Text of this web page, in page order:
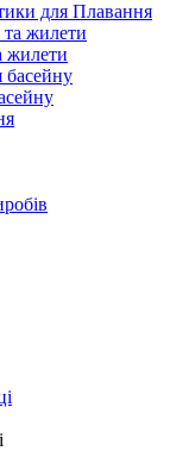
для Плавання
жилети